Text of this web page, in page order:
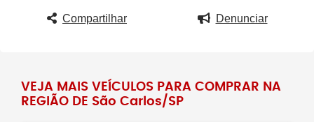
Compartilhar Denunciar
VEJA MAIS VEÍCULOS PARA COMPRAR NA
REGIÃO DE São Carlos/SP